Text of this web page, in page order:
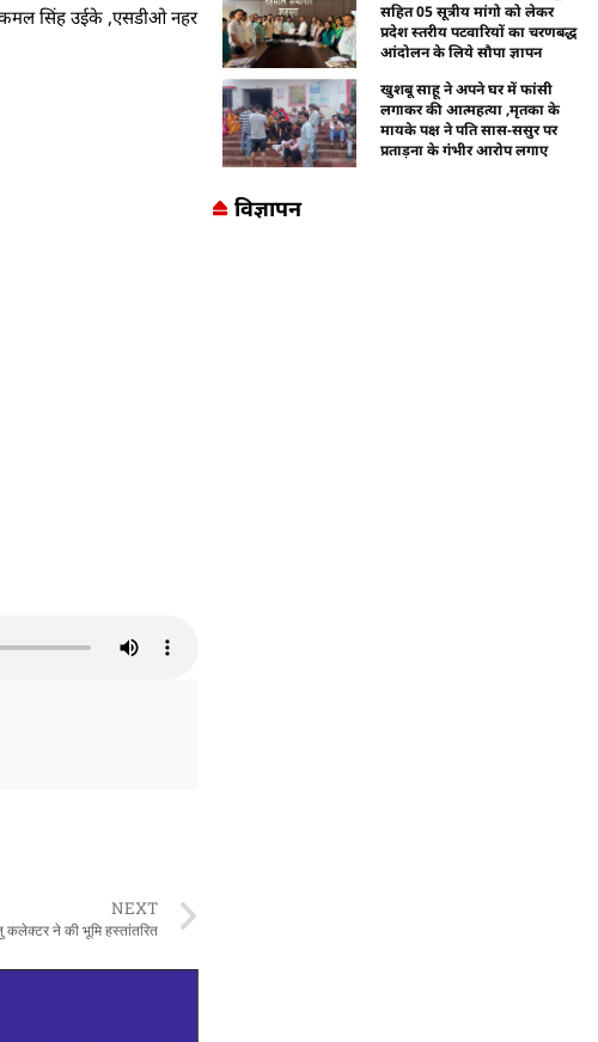
कमल सिंह उईके ,एसडीओ नहर
NEXT
कलेक्टर ने की भूमि हस्तांतरित
सहित 05 सूत्रीय मांगो को लेकर
प्रदेश स्तरीय पटवारियों का चरणबद्ध
आंदोलन के लिये सौपा ज्ञापन
खुशबू साहू ने अपने घर में फांसी
लगाकर की आत्महत्या ,मृतका के
मायके पक्ष ने पति सास-ससुर पर
प्रताड़ना के गंभीर आरोप लगाए
विज्ञापन